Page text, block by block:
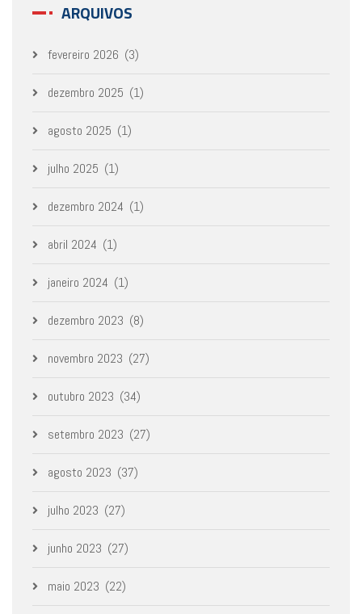
ARQUIVOS
fevereiro 2026 (3)
dezembro 2025 (1)
agosto 2025 (1)
julho 2025 (1)
dezembro 2024 (1)
abril 2024 (1)
janeiro 2024 (1)
dezembro 2023 (8)
novembro 2023 (27)
outubro 2023 (34)
setembro 2023 (27)
agosto 2023 (37)
julho 2023 (27)
junho 2023 (27)
maio 2023 (22)